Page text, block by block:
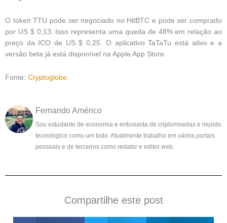
O token TTU pode ser negociado no HitBTC e pode ser comprado
por US $ 0,13.
Isso representa uma queda de 48% em relação ao
preço da ICO de US $ 0,25.
O aplicativo TaTaTu está ativo e a
versão beta já está disponível na Apple App Store.
Fonte: Cryptoglobe
Fernando Américo
Sou estudante de economia e entusiasta de criptomoedas e mundo
tecnológico como um todo. Atualmente trabalho em vários portais
pessoais e de terceiros como redator e editor web.
Compartilhe este post